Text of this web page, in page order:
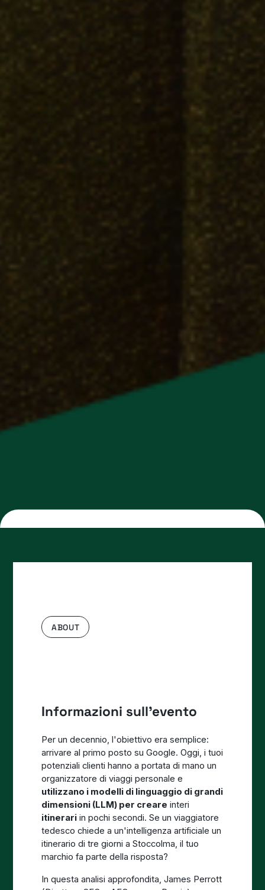
ABOUT
Informazioni sull'evento
Per un decennio, l'obiettivo era semplice:
arrivare al primo posto su Google. Oggi, i tuoi
potenziali clienti hanno a portata di mano un
organizzatore di viaggi personale e
utilizzano i modelli di linguaggio di grandi
dimensioni (LLM) per creare interi
itinerari in pochi secondi. Se un viaggiatore
tedesco chiede a un'intelligenza artificiale un
itinerario di tre giorni a Stoccolma, il tuo
marchio fa parte della risposta?
In questa analisi approfondita, James Perrott